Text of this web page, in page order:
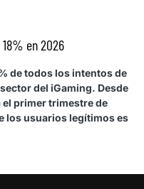
en 2026
de todos los intentos de
del iGaming. Desde
primer trimestre de
los usuarios legítimos es